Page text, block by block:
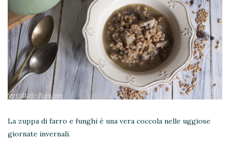
La zuppa di farro e funghi è una vera coccola nelle uggiose
giornate invernali.